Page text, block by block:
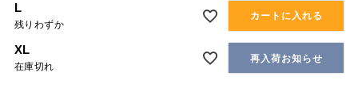
L
残りわずか
カートに入れる
XL
在庫切れ
再入荷お知らせ